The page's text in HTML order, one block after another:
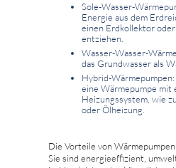
Sole-Wasser-
Energie aus dem
einen Erdkollektor
entziehen.
Wasser-Wasser-
das Grundwasser als
Hybrid-
eine Wärmepumpe mit
Heizungssystem, wie
oder Ölheizung.
Die Vorteile von
Sie sind energieeffizient,